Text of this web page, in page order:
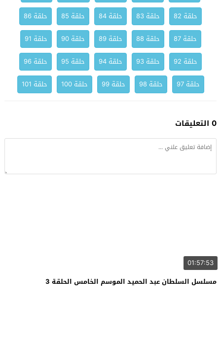
حلقة 82
حلقة 83 حلقة 84 حلقة 85
حلقة 86
حلقة 87
حلقة 88 حلقة 89 حلقة 90
حلقة 91
حلقة 92
حلقة 93 حلقة 94 حلقة 95
حلقة 96
حلقة 97
حلقة 98 حلقة 99 حلقة 100 حلقة 101
0 التعليقات
01:57:53
مسلسل السلطان عبد الحميد الموسم الخامس الحلقة 3